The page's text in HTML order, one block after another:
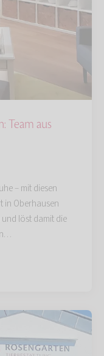
Team aus
– mit diesen
in Oberhausen
löst damit die